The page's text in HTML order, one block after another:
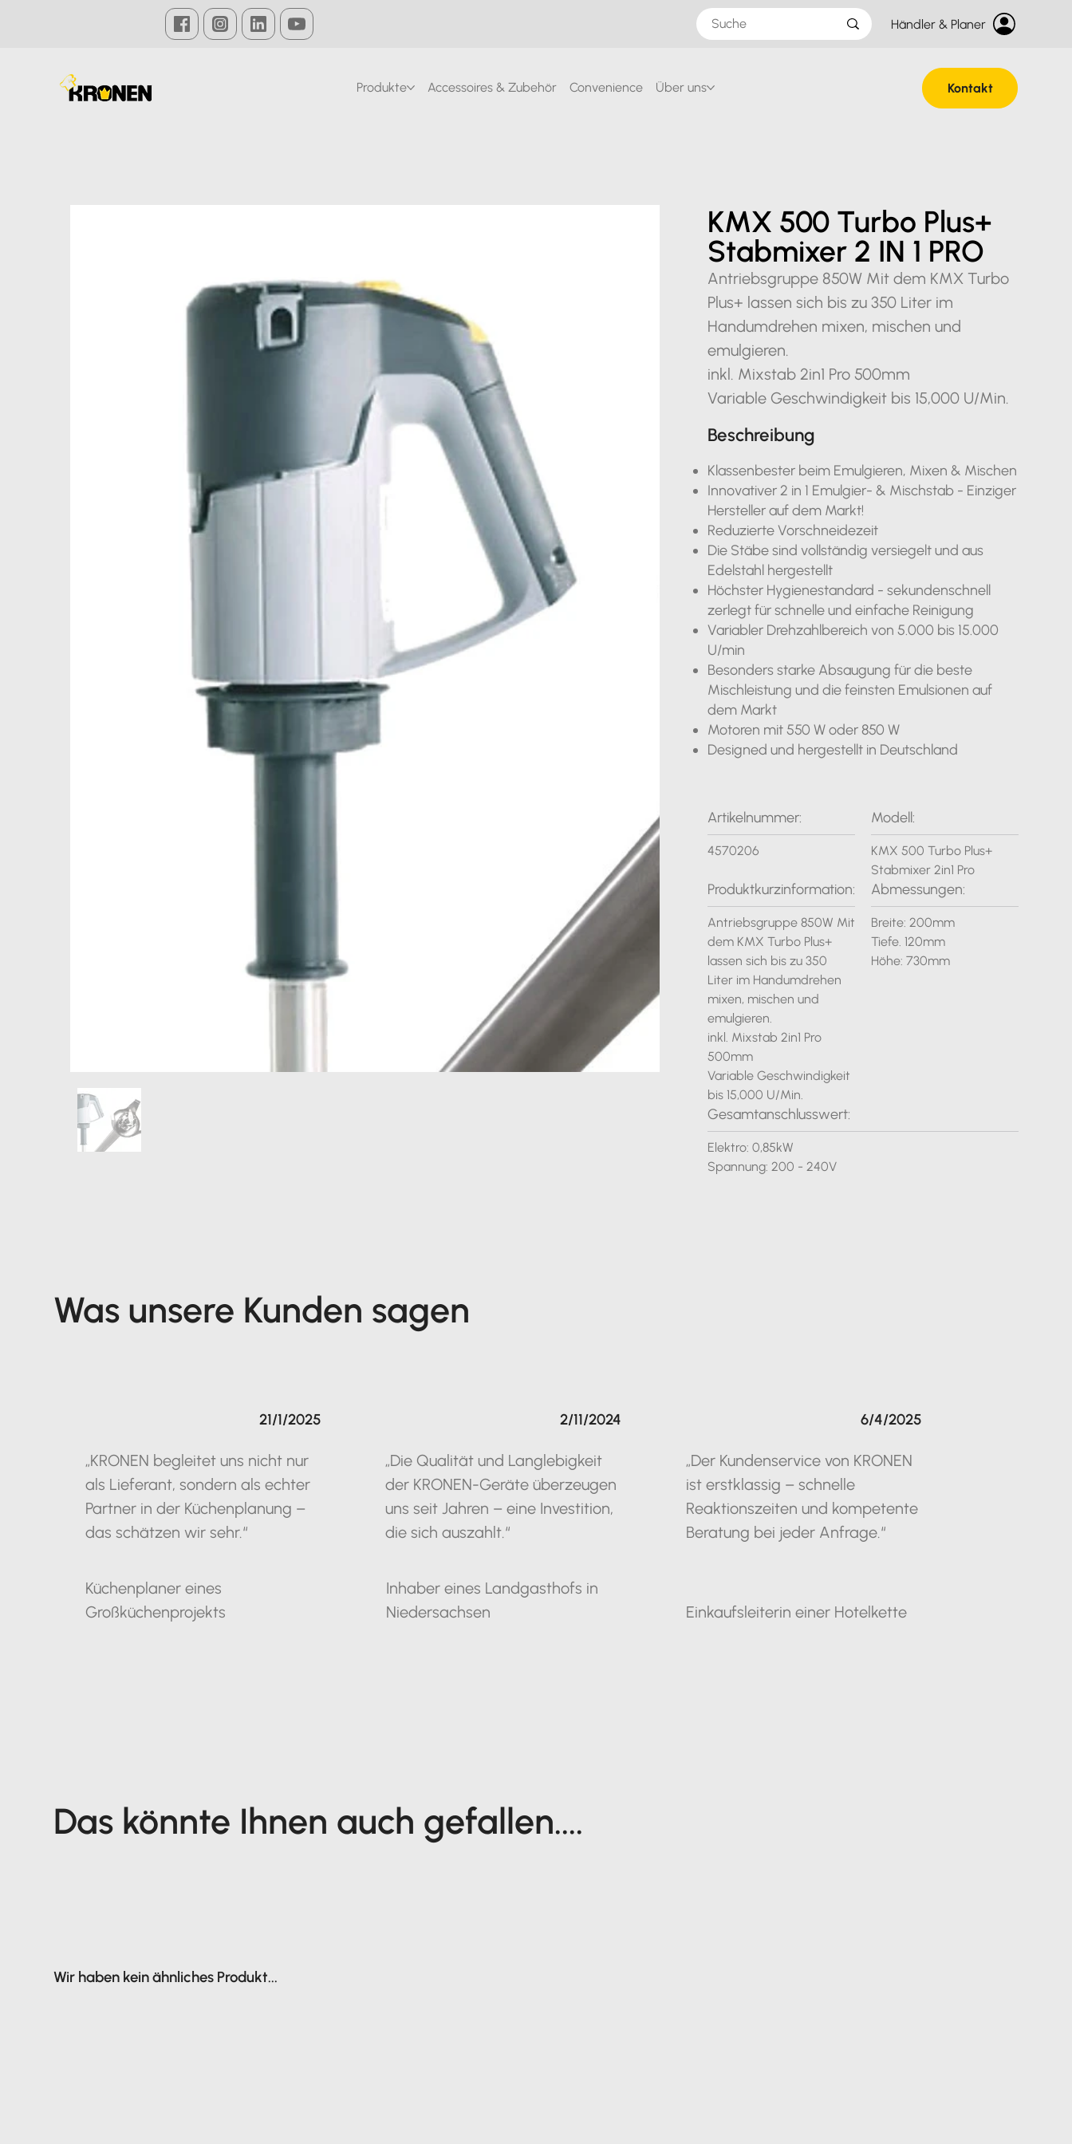
Händler & Planer
Kontakt
Produkte Accessoires & Zubehör Convenience Über uns
KMX 500 Turbo Plus+
Stabmixer 2 IN 1 PRO
Antriebsgruppe 850W Mit dem KMX Turbo
Plus+ lassen sich bis zu 350 Liter im
Handumdrehen mixen, mischen und
emulgieren.
inkl. Mixstab 2in1 Pro 500mm
Variable Geschwindigkeit bis 15,000 U/Min.
Beschreibung
Klassenbester beim Emulgieren, Mixen & Mischen
Innovativer 2 in 1 Emulgier- & Mischstab - Einziger
Hersteller auf dem Markt!
Reduzierte Vorschneidezeit
Die Stäbe sind vollständig versiegelt und aus
Edelstahl hergestellt
Höchster Hygienestandard - sekundenschnell
zerlegt für schnelle und einfache Reinigung
Variabler Drehzahlbereich von 5.000 bis 15.000
U/min
Besonders starke Absaugung für die beste
Mischleistung und die feinsten Emulsionen auf
dem Markt
Motoren mit 550 W oder 850 W
Designed und hergestellt in Deutschland
Artikelnummer:
4570206
Modell:
KMX 500 Turbo Plus+
Stabmixer 2in1 Pro
Produktkurzinformation:
Antriebsgruppe 850W Mit
dem KMX Turbo Plus+
lassen sich bis zu 350
Liter im Handumdrehen
mixen, mischen und
emulgieren.
inkl. Mixstab 2in1 Pro
500mm
Variable Geschwindigkeit
bis 15,000 U/Min.
Abmessungen:
Breite: 200mm
Tiefe. 120mm
Höhe: 730mm
Gesamtanschlusswert:
Elektro: 0,85kW
Spannung: 200 - 240V
Was unsere Kunden sagen
„KRONEN begleitet uns nicht nur
als Lieferant, sondern als echter
Partner in der Küchenplanung –
das schätzen wir sehr.“
Küchenplaner eines
Großküchenprojekts
21/1/2025
„Die Qualität und Langlebigkeit
der KRONEN-Geräte überzeugen
uns seit Jahren – eine Investition,
die sich auszahlt.“
Inhaber eines Landgasthofs in
Niedersachsen
2/11/2024
„Der Kundenservice von KRONEN
ist erstklassig – schnelle
Reaktionszeiten und kompetente
Beratung bei jeder Anfrage.“
Einkaufsleiterin einer Hotelkette
6/4/2025
Das könnte Ihnen auch gefallen....
Wir haben kein ähnliches Produkt...